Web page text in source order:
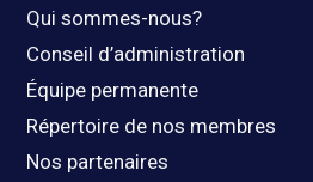
Qui sommes-nous?
Conseil d’administration
Équipe permanente
Répertoire de nos membres
Nos partenaires